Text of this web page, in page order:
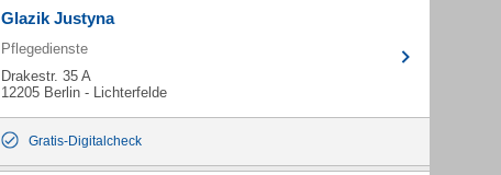
Glazik Justyna
Pflegedienste
Drakestr. 35 A
12205 Berlin - Lichterfelde
Gratis-Digitalcheck